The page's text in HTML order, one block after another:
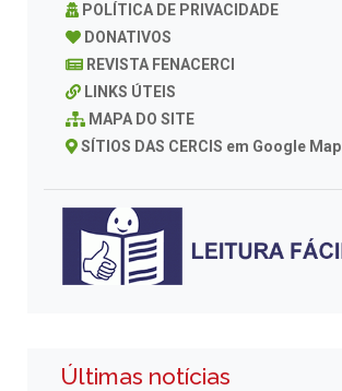
POLÍTICA DE PRIVACIDADE
DONATIVOS
REVISTA FENACERCI
LINKS ÚTEIS
MAPA DO SITE
SÍTIOS DAS CERCIS em Google Map
Últimas notícias